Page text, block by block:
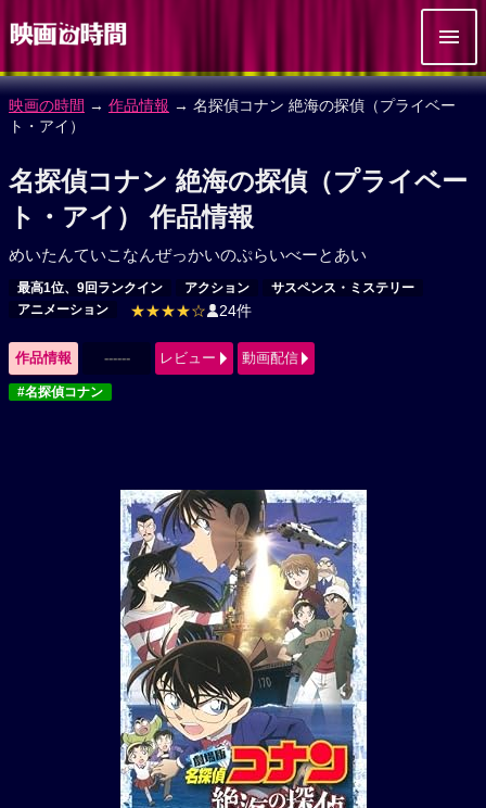
映画の時間 → 作品情報 → 名探偵コナン 絶海の探偵（プライベー
ト・アイ）
名探偵コナン 絶海の探偵（プライベー
ト・アイ） 作品情報
めいたんていこなんぜっかいのぷらいべーとあい
最高1位、9回ランクイン アクション
サスペンス・ミステリー
アニメーション
★★★★☆ 24件
作品情報 ------ レビュー 動画配信
#名探偵コナン